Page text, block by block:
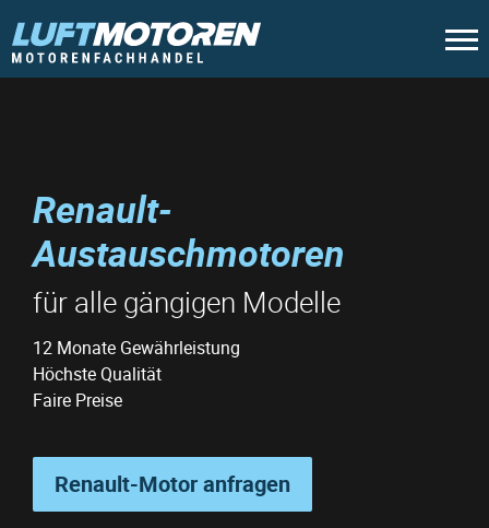
Renault-
Austauschmotoren
für alle gängigen Modelle
12 Monate Gewährleistung
Höchste Qualität
Faire Preise
Renault-Motor anfragen